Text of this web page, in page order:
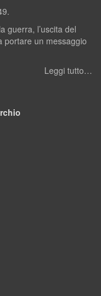
guerra, l’uscita del
portare un messaggio
Leggi tutto…